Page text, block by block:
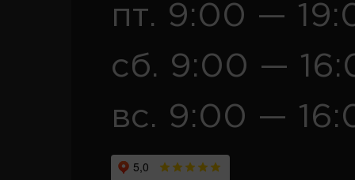
пт. 9:00 —
сб. 9:00 —
вс. 9:00 —